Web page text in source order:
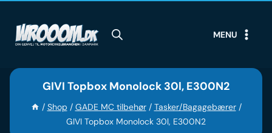
content
MENU
GIVI Topbox Monolock 30l, E300N2
/ Shop / GADE MC tilbehør / Tasker/Bagagebærer /
GIVI Topbox Monolock 30l, E300N2